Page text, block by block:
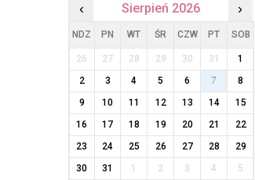
‹ Sierpień 2026 ›
NDZ PN WT ŚR CZW PT SOB
26 27 28 29 30 31
1
2
3 4 5 6 7
8
9
10 11 12 13 14
15
16
17 18 19 20 21
22
23
24 25 26 27 28
29
30
31 1 2 3 4 5